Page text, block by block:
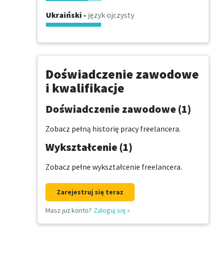
Ukraiński • język ojczysty
Doświadczenie zawodowe
i kwalifikacje
Doświadczenie zawodowe (1)
Zobacz pełną historię pracy freelancera.
Wykształcenie (1)
Zobacz pełne wykształcenie freelancera.
Zarejestruj się teraz
Masz już konto? Zaloguj się »